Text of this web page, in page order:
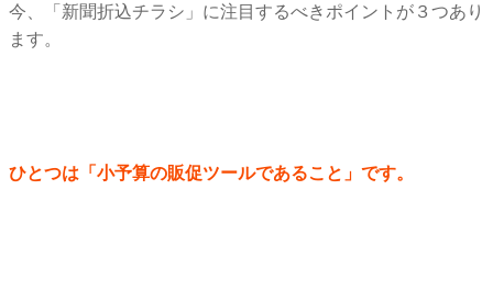
今、「新聞折込チラシ」に注目するべきポイントが３つあり
ます。
ひとつは「小予算の販促ツールであること」です。